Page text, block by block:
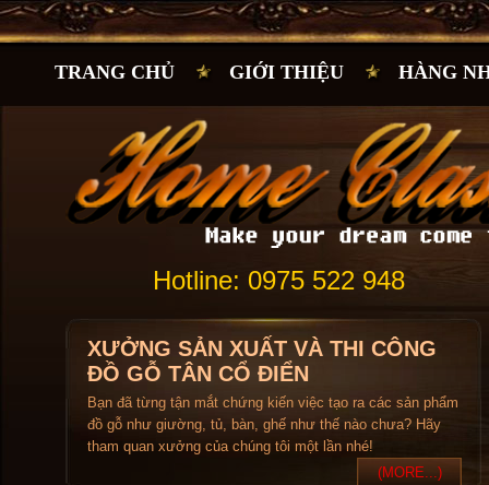
TRANG CHỦ GIỚI THIỆU HÀNG
Hotline: 0975 522 948
XƯỞNG SẢN XUẤT VÀ THI CÔNG
ĐỒ GỖ TÂN CỔ ĐIỂN
Bạn đã từng tận mắt chứng kiến việc tạo ra các sản phẩm
đồ gỗ như giường, tủ, bàn, ghế như thế nào chưa? Hãy
tham quan xưởng của chúng tôi một lần nhé!
(MORE...)